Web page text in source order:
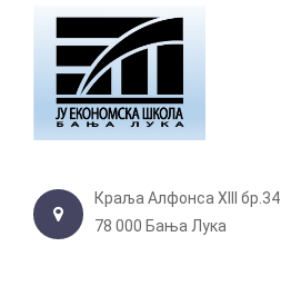
Краља Алфонса XIII бр.34
78 000 Бања Лука